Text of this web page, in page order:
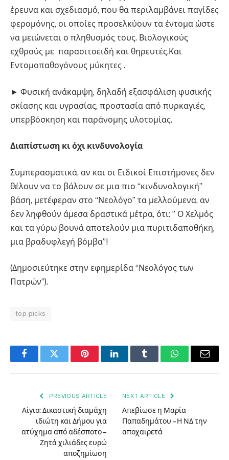
έρευνα και σχεδιασμό, που θα περιλαμβάνει παγίδες
φερομόνης, οι οποίες προσελκύουν τα έντομα ώστε
να μειώνεται ο πληθυσμός τους. Βιολογικούς
εχθρούς με παρασιτοειδή και θηρευτές.Και
Εντομοπαθογόνους μύκητες .
► Φυσική ανάκαμψη, δηλαδή εξασφάλιση φυσικής
σκίασης και υγρασίας, προστασία από πυρκαγιές,
υπερβόσκηση και παράνομης υλοτομίας.
Διαπίστωση κι όχι κινδυνολογία
Συμπερασματικά, αν και οι Ειδικοί Επιστήμονες δεν
θέλουν να το βάλουν σε μια πιο “κινδυνολογική”
βάση, μετέφεραν στο “Νεολόγο” τα μελλούμενα, αν
δεν ληφθούν άμεσα δραστικά μέτρα, ότι: ” Ο Χελμός
και τα γύρω βουνά αποτελούν μια πυριτιδαποθήκη,
μια βραδυφλεγή βόμβα”!
(Δημοσιεύτηκε στην εφημερίδα “Νεολόγος των
Πατρών”).
top picks
FacebookTwitter PinterestLinkedInTumblr WhatsAppEmail
PREVIOUS ARTICLE
Αίγιο: Δικαστική διαμάχη
ιδιώτη και Δήμου για
ατύχημα από αδέσποτο –
Ζητά χιλιάδες ευρώ
αποζημίωση
NEXT ARTICLE
Απεβίωσε η Μαρία
Παπαδημάτου – Η ΝΔ την
αποχαιρετά